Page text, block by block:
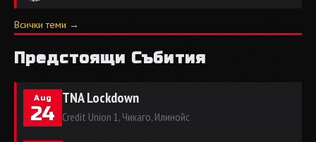
Всички теми →
Предстоящи Събития
Aug
24
TNA Lockdown
Credit Union 1, Чикаго, Илинойс